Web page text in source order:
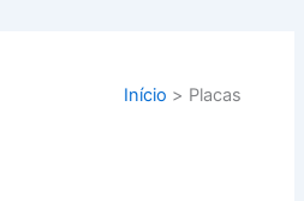
Início Placas